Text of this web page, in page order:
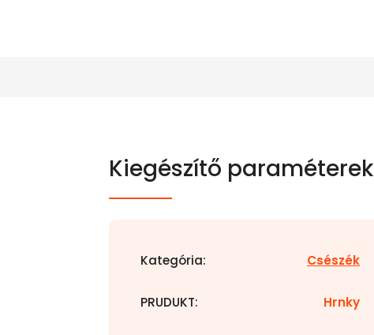
Kiegészítő paraméterek
Kategória: Csészék
PRUDUKT: Hrnky